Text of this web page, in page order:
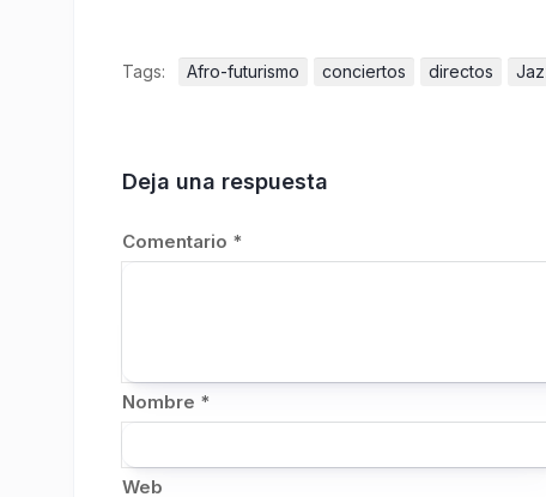
Tags: Afro-futurismo conciertos directos
Deja una respuesta
Comentario *
Nombre *
Web